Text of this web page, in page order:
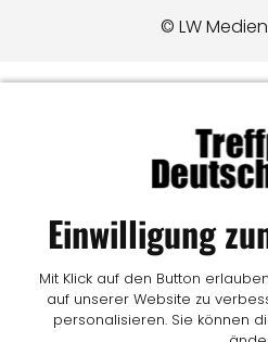
© LW
Einwilligung
Mit Klick auf den Button
auf unserer Website zu
personalisieren. Sie können